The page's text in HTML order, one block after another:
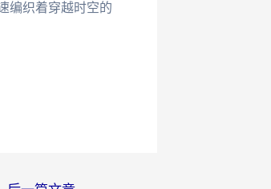
编织着穿越时空的